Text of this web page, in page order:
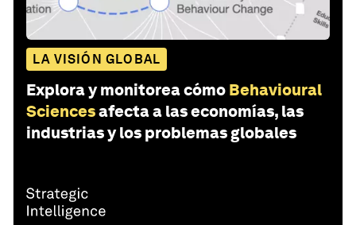
LA VISIÓN GLOBAL
Explora y monitorea cómo Behavioural
Sciencesafecta a las economías, las
industrias y los problemas globales